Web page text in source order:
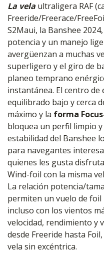
La vela ultraligera RAF
Freeride/Freerace/
S2Maui, la Banshee
potencia y un manejo
avergüenzan a muchas
superligero y el giro de
planeo temprano
instantánea. El centro
equilibrado bajo y cerca
máximo y la forma
bloquea un perfil limpio
estabilidad del Banshee
para navegantes
quienes les gusta
Wind-foil con la misma
La relación potencia/
permiten un vuelo de
incluso con los vientos
velocidad, rendimiento y
desde Freeride hasta
vela sin excéntrica.